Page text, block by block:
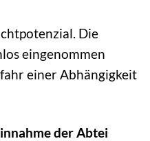
Die
eingenommen
einer Abhängigkeit
der Abtei